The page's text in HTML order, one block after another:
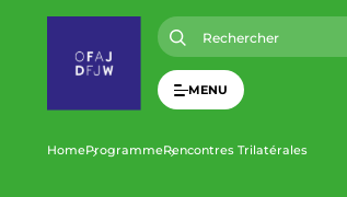
MENU
F
HomeProgrammeRencontres Trilatérales